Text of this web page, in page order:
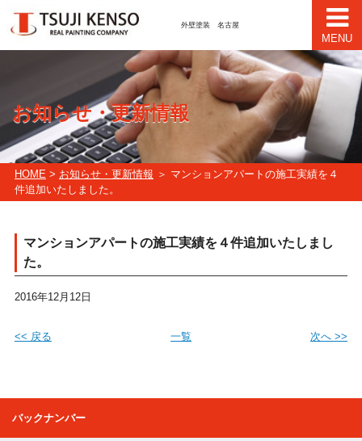
外壁塗装 名古屋
MENU
お知らせ・更新情報
HOME> お知らせ・更新情報 ＞ マンションアパートの施工実績を４
件追加いたしました。
マンションアパートの施工実績を４件追加いたしまし
た。
2016年12月12日
<< 戻る 一覧 次へ >>
バックナンバー